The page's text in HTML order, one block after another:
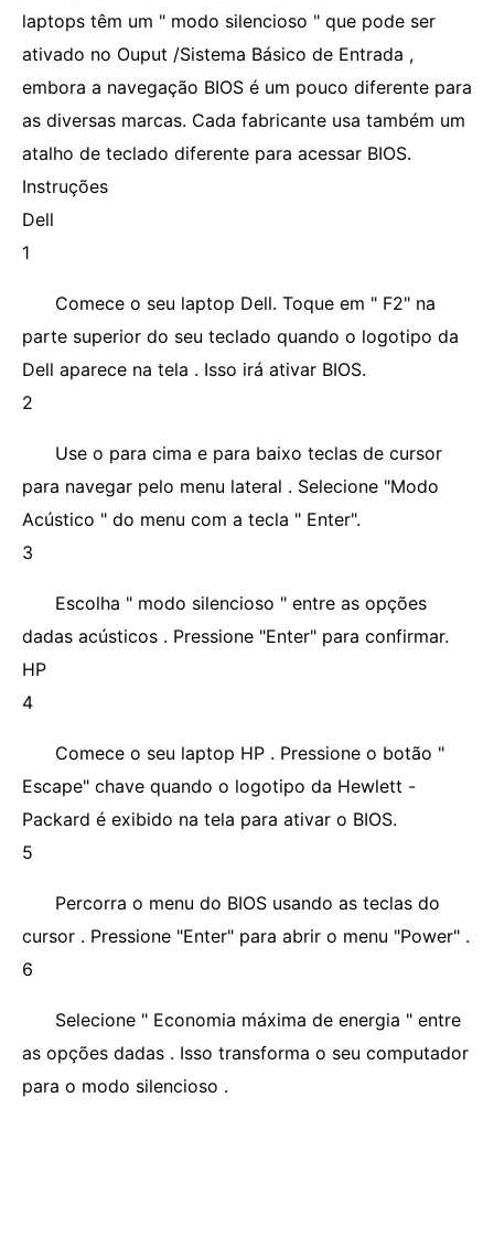
laptops têm um " modo silencioso " que pode ser
ativado no Ouput /Sistema Básico de Entrada ,
embora a navegação BIOS é um pouco diferente para
as diversas marcas. Cada fabricante usa também um
atalho de teclado diferente para acessar BIOS.
Instruções
Dell
1
Comece o seu laptop Dell. Toque em " F2" na
parte superior do seu teclado quando o logotipo da
Dell aparece na tela . Isso irá ativar BIOS.
2
Use o para cima e para baixo teclas de cursor
para navegar pelo menu lateral . Selecione "Modo
Acústico " do menu com a tecla " Enter".
3
Escolha " modo silencioso " entre as opções
dadas acústicos . Pressione "Enter" para confirmar.
HP
4
Comece o seu laptop HP . Pressione o botão "
Escape" chave quando o logotipo da Hewlett -
Packard é exibido na tela para ativar o BIOS.
5
Percorra o menu do BIOS usando as teclas do
cursor . Pressione "Enter" para abrir o menu "Power" .
6
Selecione " Economia máxima de energia " entre
as opções dadas . Isso transforma o seu computador
para o modo silencioso .